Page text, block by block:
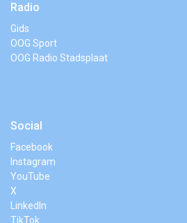
Radio
Gids
OOG Sport
OOG Radio Stadsplaat
Social
Facebook
Instagram
YouTube
X
LinkedIn
TikTok